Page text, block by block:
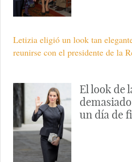
Letizia eligió un look tan
reunirse con el presidente de la
El look de
un día de